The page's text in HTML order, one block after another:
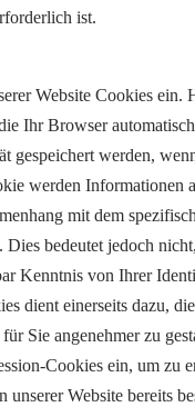
ist.
Website Cookies ein.
Ihr Browser
gespeichert werden,
werden Informationen
mit dem
Dies bedeutet jedoch
Kenntnis von Ihrer
dient einerseits dazu,
Sie angenehmer zu
Cookies ein, um zu
unserer Website bereits